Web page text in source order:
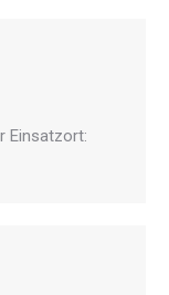
Einsatzort: